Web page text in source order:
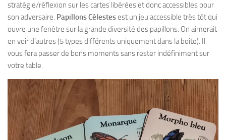
stratégie/réflexion sur les cartes libérées et donc accessibles pour
son adversaire. Papillons Célestesest un jeu accessible très tôt qui
ouvre une fenêtre sur la grande diversité des papillons. On aimerait
en voir d’autres (5 types différents uniquement dans la boîte). Il
vous fera passer de bons moments sans rester indéfiniment sur
votre table.